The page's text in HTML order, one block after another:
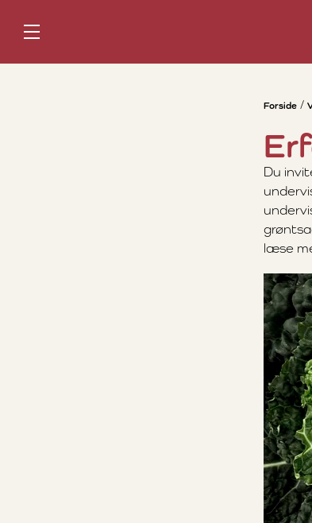
Forside
Du
læse